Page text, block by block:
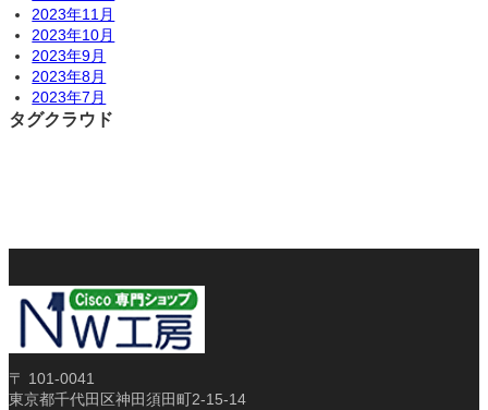
2023年11月
2023年10月
2023年9月
2023年8月
2023年7月
タグクラウド
〒 101-0041
東京都千代田区神田須田町2-15-14